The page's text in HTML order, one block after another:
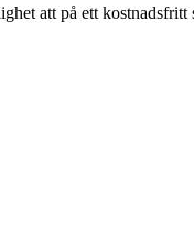
att på ett